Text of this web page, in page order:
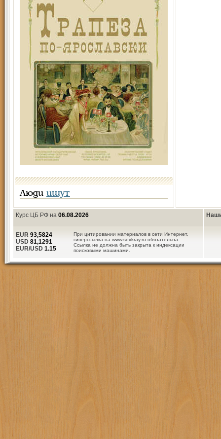
Люди ищут
Курс ЦБ РФ на 06.08.2026
При цитировании материалов в сети Интернет,
гиперссылка на www.sevkray.ru обязательна.
Ссылка не должна быть закрыта к индексации
поисковыми машинами.
EUR 93,5824
USD 81,1291
EUR/USD 1.15